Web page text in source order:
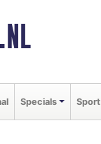
Specials Sport